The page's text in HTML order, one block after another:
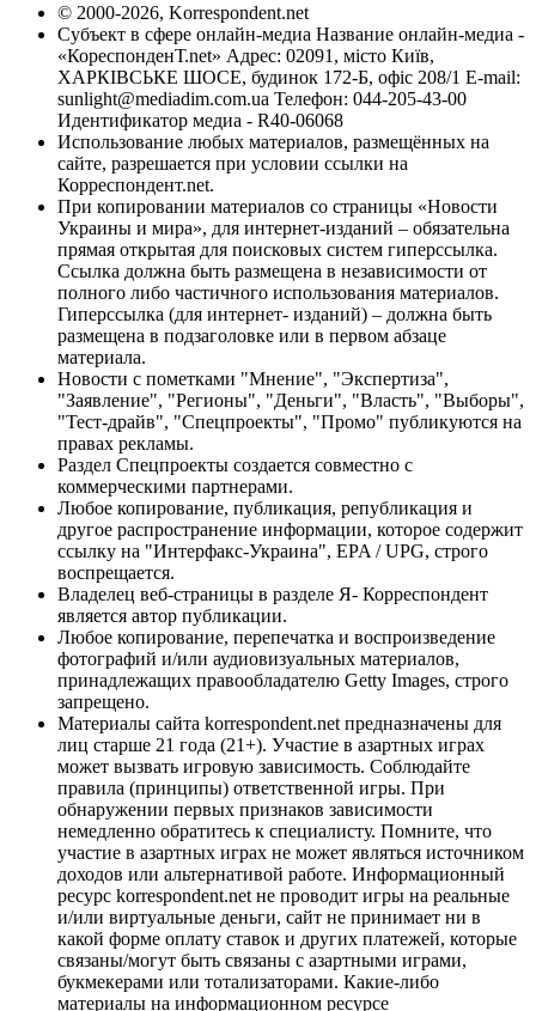
© 2000-2026, Korrespondent.net
Субъект в сфере онлайн-медиа Название онлайн-медиа -
«КореспонденТ.net» Адрес: 02091, місто Київ,
ХАРКІВСЬКЕ ШОСЕ, будинок 172-Б, офіс 208/1 E-mail:
sunlight@mediadim.com.ua Телефон: 044-205-43-00
Идентификатор медиа - R40-06068
Использование любых материалов, размещённых на
сайте, разрешается при условии ссылки на
Корреспондент.net.
При копировании материалов со страницы «Новости
Украины и мира», для интернет-изданий – обязательна
прямая открытая для поисковых систем гиперссылка.
Ссылка должна быть размещена в независимости от
полного либо частичного использования материалов.
Гиперссылка (для интернет- изданий) – должна быть
размещена в подзаголовке или в первом абзаце
материала.
Новости с пометками "Мнение", "Экспертиза",
"Заявление", "Регионы", "Деньги", "Власть", "Выборы",
"Тест-драйв", "Спецпроекты", "Промо" публикуются на
правах рекламы.
Раздел Спецпроекты создается совместно с
коммерческими партнерами.
Любое копирование, публикация, републикация и
другое распространение информации, которое содержит
ссылку на "Интерфакс-Украина", EPA / UPG, строго
воспрещается.
Владелец веб-страницы в разделе Я- Корреспондент
является автор публикации.
Любое копирование, перепечатка и воспроизведение
фотографий и/или аудиовизуальных материалов,
принадлежащих правообладателю Getty Images, строго
запрещено.
Материалы сайта korrespondent.net предназначены для
лиц старше 21 года (21+). Участие в азартных играх
может вызвать игровую зависимость. Соблюдайте
правила (принципы) ответственной игры. При
обнаружении первых признаков зависимости
немедленно обратитесь к специалисту. Помните, что
участие в азартных играх не может являться источником
доходов или альтернативой работе. Информационный
ресурс korrespondent.net не проводит игры на реальные
и/или виртуальные деньги, сайт не принимает ни в
какой форме оплату ставок и других платежей, которые
связаны/могут быть связаны с азартными играми,
букмекерами или тотализаторами. Какие-либо
материалы на информационном ресурсе